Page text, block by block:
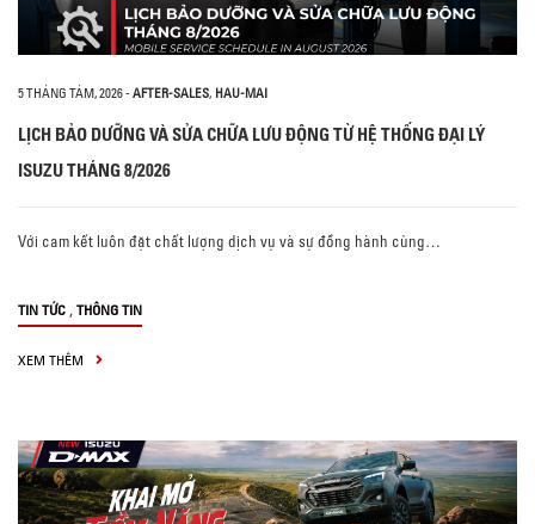
5 THÁNG TÁM, 2026- AFTER-SALES, HAU-MAI
LỊCH BẢO DƯỠNG VÀ SỬA CHỮA LƯU ĐỘNG TỪ HỆ THỐNG ĐẠI LÝ
ISUZU THÁNG 8/2026
Với cam kết luôn đặt chất lượng dịch vụ và sự đồng hành cùng…
TIN TỨC , THÔNG TIN
XEM THÊM